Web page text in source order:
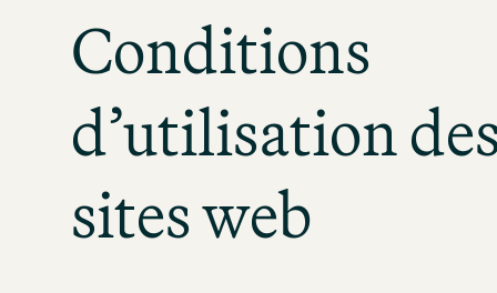
Conditions
d’utilisation
sites web